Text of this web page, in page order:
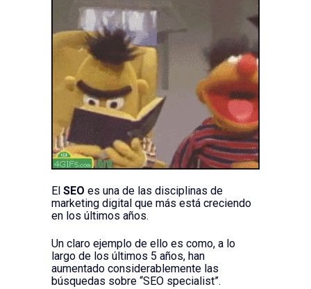
El SEO es una de las disciplinas de
marketing digital que más está creciendo
en los últimos años.
Un claro ejemplo de ello es como, a lo
largo de los últimos 5 años, han
aumentado considerablemente las
búsquedas sobre “SEO specialist”.